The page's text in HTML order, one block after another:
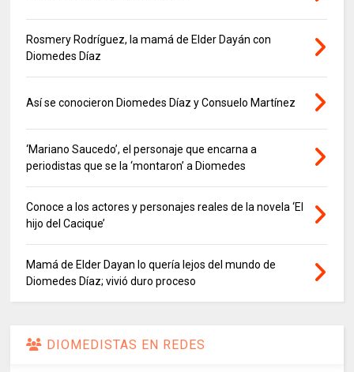
Rosmery Rodríguez, la mamá de Elder Dayán con
Diomedes Díaz
Así se conocieron Diomedes Díaz y Consuelo Martínez
‘Mariano Saucedo’, el personaje que encarna a
periodistas que se la ‘montaron’ a Diomedes
Conoce a los actores y personajes reales de la novela ‘El
hijo del Cacique’
Mamá de Elder Dayan lo quería lejos del mundo de
Diomedes Díaz; vivió duro proceso
DIOMEDISTAS EN REDES